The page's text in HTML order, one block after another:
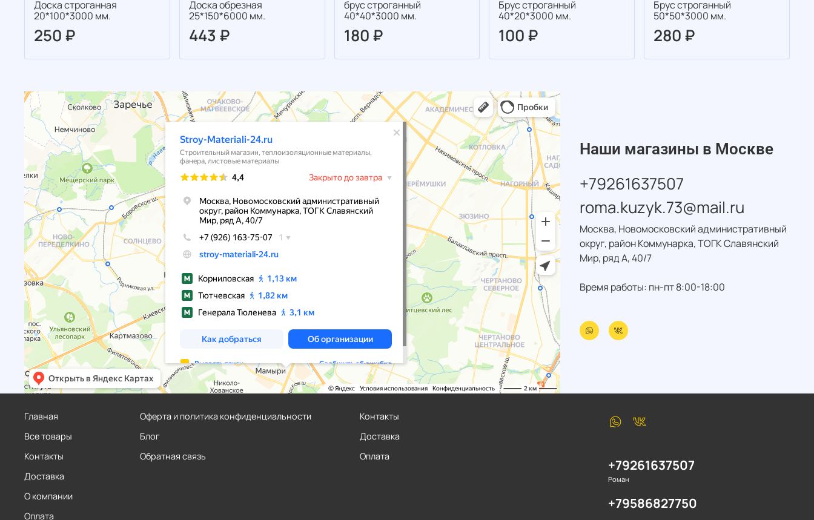
Доска строганная
20*100*3000 мм.
250 ₽
Доска обрезная
25*150*6000 мм.
443 ₽
брус строганный
40*40*3000 мм.
180 ₽
Брус строганный
40*20*3000 мм.
100 ₽
Брус строганный
50*50*3000 мм.
280 ₽
Наши магазины в Москве
+79261637507
roma.kuzyk.73@mail.ru
Москва, Новомосковский административный
округ, район Коммунарка, ТОГК Славянский
Мир, ряд А, 40/7
Время работы: пн-пт 8:00-18:00
Главная
Все товары
Контакты
Доставка
О компании
Оплата
Оферта и политика конфиденциальности
Блог
Обратная связь
Контакты
Доставка
Оплата
+79261637507
Роман
+79586827750